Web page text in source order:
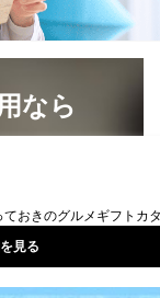
況の把握お
シーポリシ
用目的達成の
保有個人デ
、下記4.の
。
業）様又は
うお願い致し
なら